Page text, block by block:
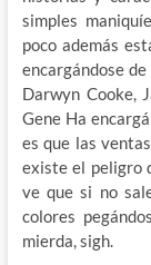
simples
poco además
encargándose
Darwyn Cooke,
Gene Ha
es que las
existe el peligro
ve que si no
colores
mierda, sigh.